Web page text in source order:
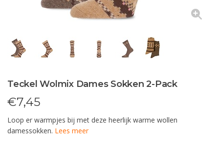
Teckel Wolmix Dames Sokken 2-Pack
€7,45
Loop er warmpjes bij met deze heerlijk warme wollen
damessokken. Lees meer